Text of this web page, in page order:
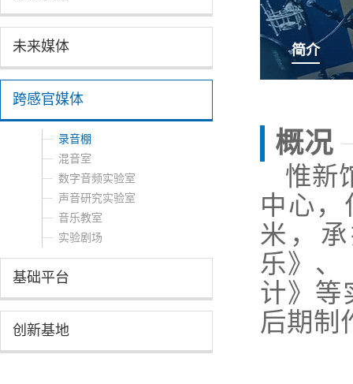
未来媒体
跨感官媒体
录音棚
混音室
数字音频实验室
声音研究实验室
音乐教室
实验剧场
基础平台
创新基地
简介
概况
惟新
中心，
米，
乐》、
计》等
后期制